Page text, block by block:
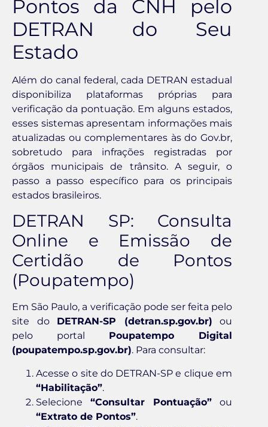
Pontos da CNH pelo
DETRAN do Seu
Estado
Além do canal federal, cada DETRAN estadual
disponibiliza plataformas próprias para
verificação da pontuação. Em alguns estados,
esses sistemas apresentam informações mais
atualizadas ou complementares às do Gov.br,
sobretudo para infrações registradas por
órgãos municipais de trânsito. A seguir, o
passo a passo específico para os principais
estados brasileiros.
DETRAN SP: Consulta
Online e Emissão de
Certidão de Pontos
(Poupatempo)
Em São Paulo, a verificação pode ser feita pelo
site do DETRAN-SP (detran.sp.gov.br) ou
pelo portal Poupatempo Digital
(poupatempo.sp.gov.br). Para consultar:
Acesse o site do DETRAN-SP e clique em
“Habilitação”.
Selecione “Consultar Pontuação” ou
“Extrato de Pontos”.